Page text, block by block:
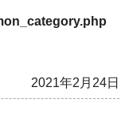
2021年2月24日